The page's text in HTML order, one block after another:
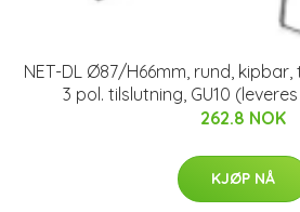
NET-DL Ø87/H66mm, rund,
3 pol. tilslutning, GU10
262.8 NOK
KJØP NÅ